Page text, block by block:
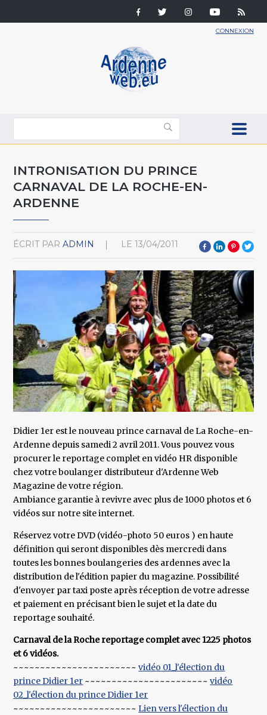
CONNEXION
INTRONISATION DU PRINCE
CARNAVAL DE LA ROCHE-EN-
ARDENNE
ÉCRIT PAR ADMIN LE 13/04/2011
Didier 1er est le nouveau prince carnaval de La Roche-en-
Ardenne depuis samedi 2 avril 2011. Vous pouvez vous
procurer le reportage complet en vidéo HR disponible
chez votre boulanger distributeur d'Ardenne Web
Magazine de votre région.
Ambiance garantie à revivre avec plus de 1000 photos et 6
vidéos sur notre site internet.
Réservez votre DVD (vidéo-photo 50 euros ) en haute
définition qui seront disponibles dès mercredi dans
toutes les bonnes boulangeries des ardennes avec la
distribution de l'édition papier du magazine. Possibilité
d'envoyer par taxi poste après réception de votre adresse
et paiement en précisant bien le sujet et la date du
reportage souhaité.
Carnaval de la Roche reportage complet avec 1225 photos
et 6 vidéos.
~~~~~~~~~~~~~~~~~~~~~~~vidéo 01_l'élection du
prince Didier 1er ~~~~~~~~~~~~~~~~~~~~~~~vidéo
02_l'élection du prince Didier 1er
~~~~~~~~~~~~~~~~~~~~~~~Lien vers l'élection du